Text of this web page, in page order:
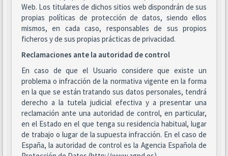
Web. Los titulares de dichos sitios web dispondrán de sus
propias políticas de protección de datos, siendo ellos
mismos, en cada caso, responsables de sus propios
ficheros y de sus propias prácticas de privacidad.
Reclamaciones ante la autoridad de control
En caso de que el Usuario considere que existe un
problema o infracción de la normativa vigente en la forma
en la que se están tratando sus datos personales, tendrá
derecho a la tutela judicial efectiva y a presentar una
reclamación ante una autoridad de control, en particular,
en el Estado en el que tenga su residencia habitual, lugar
de trabajo o lugar de la supuesta infracción. En el caso de
España, la autoridad de control es la Agencia Española de